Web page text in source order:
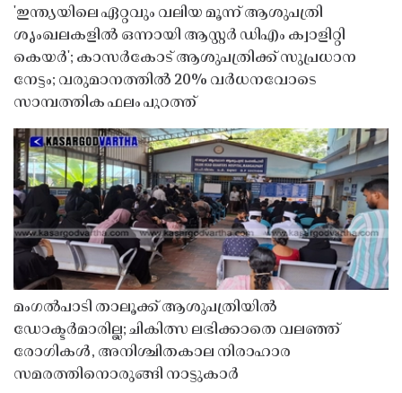
'ഇന്ത്യയിലെ ഏറ്റവും വലിയ മൂന്ന് ആശുപത്രി
ശൃംഖലകളിൽ ഒന്നായി ആസ്റ്റർ ഡിഎം ക്വാളിറ്റി
കെയർ'; കാസർകോട് ആശുപത്രിക്ക് സുപ്രധാന
നേട്ടം; വരുമാനത്തിൽ 20% വർധനവോടെ
സാമ്പത്തിക ഫലം പുറത്ത്
മംഗൽപാടി താലൂക്ക് ആശുപത്രിയിൽ
ഡോക്ടർമാരില്ല; ചികിത്സ ലഭിക്കാതെ വലഞ്ഞ്
രോഗികൾ, അനിശ്ചിതകാല നിരാഹാര
സമരത്തിനൊരുങ്ങി നാട്ടുകാർ